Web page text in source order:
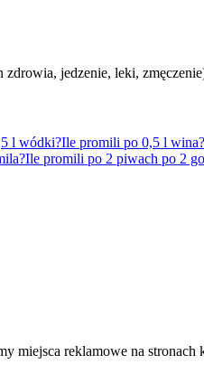
jedzenie, leki,
l wódki?Ile promili po 0,5 l wina?
Ile promili po 2 piwach po 2
miejsca reklamowe na